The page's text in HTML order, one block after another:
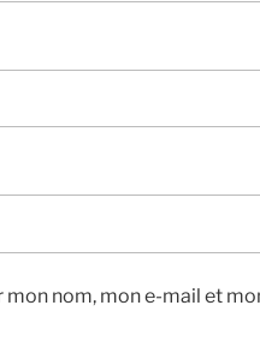
mon nom, mon e-mail et